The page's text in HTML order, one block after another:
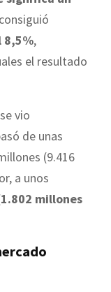
8,5%,
el resultado
vio
de unas
(9.416
a unos
millones